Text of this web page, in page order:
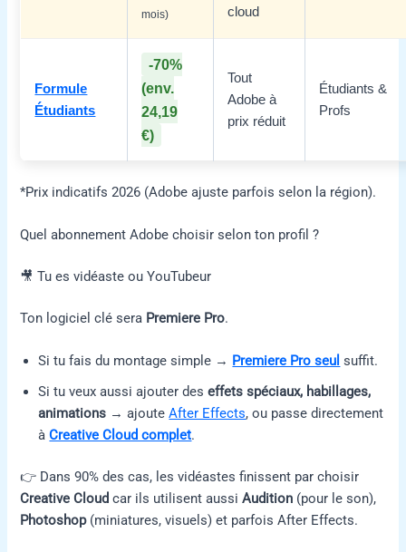
mois)
cloud
Formule
Étudiants
-70%
(env.
24,19
€)
Tout
Adobe à
prix réduit
Étudiants &
Profs
*Prix indicatifs 2026 (Adobe ajuste parfois selon la région).
Quel abonnement Adobe choisir selon ton profil ?
🎥 Tu es vidéaste ou YouTubeur
Ton logiciel clé sera Premiere Pro.
Si tu fais du montage simple → Premiere Pro seul suffit.
Si tu veux aussi ajouter deseffets spéciaux, habillages,
animations → ajouteAfter Effects, ou passe directement
àCreative Cloud complet.
👉 Dans 90% des cas, les vidéastes finissent par choisir
Creative Cloud car ils utilisent aussiAudition (pour le son),
Photoshop(miniatures, visuels) et parfois After Effects.